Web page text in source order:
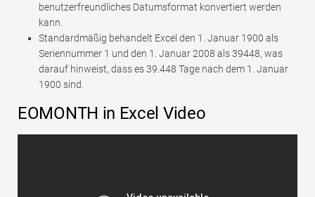
benutzerfreundliches Datumsformat konvertiert werden
kann.
Standardmäßig behandelt Excel den 1. Januar 1900 als
Seriennummer 1 und den 1. Januar 2008 als 39448, was
darauf hinweist, dass es 39.448 Tage nach dem 1. Januar
1900 sind.
EOMONTH in Excel Video